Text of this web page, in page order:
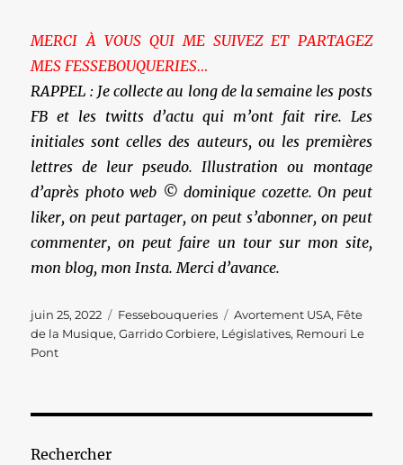
MERCI À VOUS QUI ME SUIVEZ ET PARTAGEZ
MES FESSEBOUQUERIES…
RAPPEL : Je collecte au long de la semaine les posts
FB et les twitts d’actu qui m’ont fait rire. Les
initiales sont celles des auteurs, ou les premières
lettres de leur pseudo. Illustration ou montage
d’après photo web © dominique cozette. On peut
liker, on peut partager, on peut s’abonner, on peut
commenter, on peut faire un tour sur mon site,
mon blog, mon Insta. Merci d’avance.
Publié
le
juin 25, 2022 Catégories
Fessebouqueries Étiquettes
Avortement USA, Fête
de la Musique,Garrido Corbiere, Législatives, Remouri Le
Pont
Rechercher